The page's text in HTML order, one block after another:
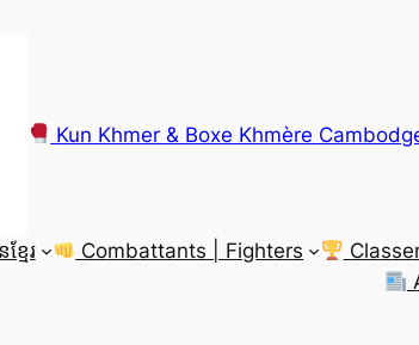
Kun Khmer & Boxe Khmère
ែរ Combattants | Fighters